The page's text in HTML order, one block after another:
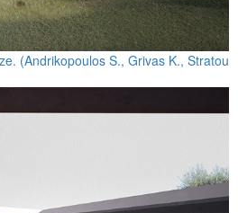
(Andrikopoulos S., Grivas K., Stratou